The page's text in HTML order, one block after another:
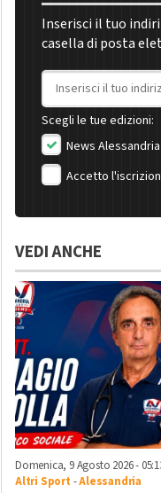
Inserisci il tuo
casella di posta
Indirizzo email
Scegli le tue edizioni:
News Alessandria
Accetto
VEDI ANCHE
Domenica, 9 Agosto 2026 -
Altri Sport -Alessandria